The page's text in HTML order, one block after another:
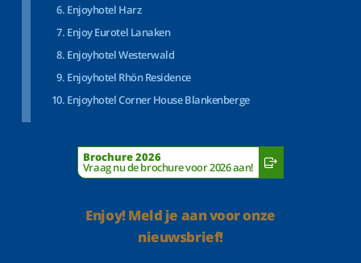
Enjoyhotel Harz
Enjoy Eurotel Lanaken
Enjoyhotel Westerwald
Enjoyhotel Rhön Residence
Enjoyhotel Corner House Blankenberge
Brochure 2026
Vraag nu de brochure voor 2026 aan!
Enjoy! Meld je aan voor onze
nieuwsbrief!